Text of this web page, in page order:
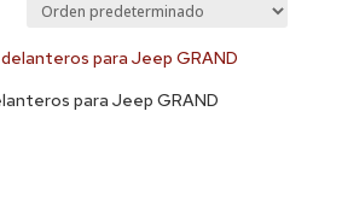
para Jeep GRAND